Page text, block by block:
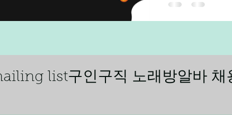
합니다. 취업포털
니다. ➤ IT·개발
에게 최적화 되어
list구인구직 노래방알바 채